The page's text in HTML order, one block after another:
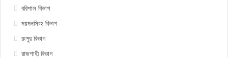
বরিশাল বিভাগ
ময়মনসিংহ বিভাগ
রংপুর বিভাগ
রাজশাহী বিভাগ